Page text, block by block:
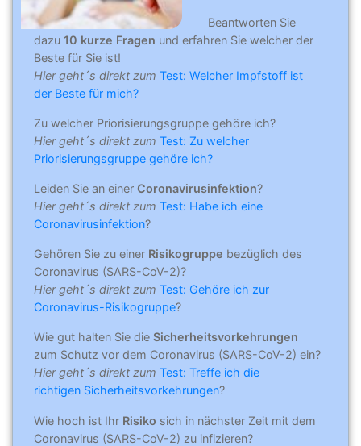
Beantworten Sie
dazu 10 kurze Fragen und erfahren Sie welcher der
Beste für Sie ist!
Hier geht´s direkt zum Test: Welcher Impfstoff ist
der Beste für mich?
Zu welcher Priorisierungsgruppe gehöre ich?
Hier geht´s direkt zum Test: Zu welcher
Priorisierungsgruppe gehöre ich?
Leiden Sie an einer Coronavirusinfektion?
Hier geht´s direkt zum Test: Habe ich eine
Coronavirusinfektion?
Gehören Sie zu einer Risikogruppe bezüglich des
Coronavirus (SARS-CoV-2)?
Hier geht´s direkt zum Test: Gehöre ich zur
Coronavirus-Risikogruppe?
Wie gut halten Sie die Sicherheitsvorkehrungen
zum Schutz vor dem Coronavirus (SARS-CoV-2) ein?
Hier geht´s direkt zum Test: Treffe ich die
richtigen Sicherheitsvorkehrungen?
Wie hoch ist Ihr Risiko sich in nächster Zeit mit dem
Coronavirus (SARS-CoV-2) zu infizieren?